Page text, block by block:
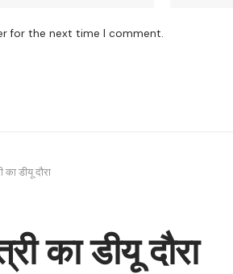
for the next time I comment.
का डीयू दौरा
का डीयू दौरा